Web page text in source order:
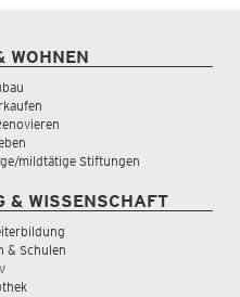
WOHNEN
mildtätige Stiftungen
& WISSENSCHAFT
& Schulen